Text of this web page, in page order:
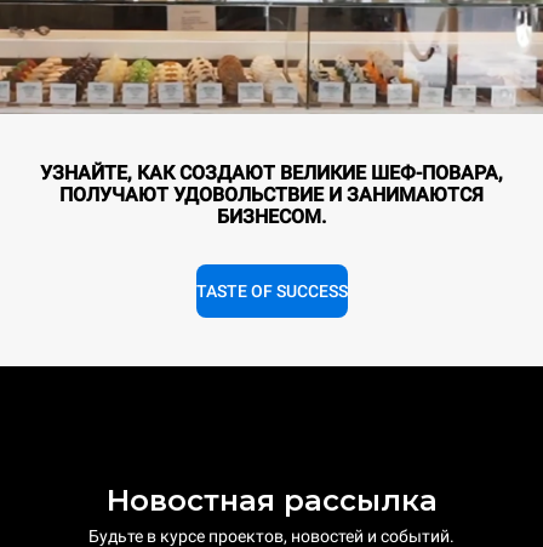
УЗНАЙТЕ, КАК СОЗДАЮТ ВЕЛИКИЕ ШЕФ-ПОВАРА,
ПОЛУЧАЮТ УДОВОЛЬСТВИЕ И ЗАНИМАЮТСЯ
БИЗНЕСОМ.
TASTE OF SUCCESS
Новостная рассылка
Будьте в курсе проектов, новостей и событий.